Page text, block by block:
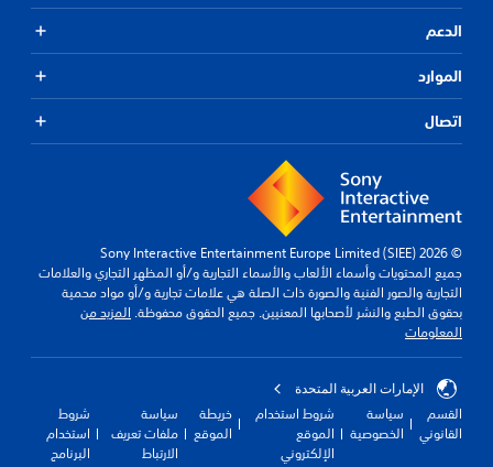
الدعم
الموارد
اتصال
© 2026 Sony Interactive Entertainment Europe Limited (SIEE)
جميع المحتويات وأسماء الألعاب والأسماء التجارية و/أو المظهر التجاري والعلامات
التجارية والصور الفنية والصورة ذات الصلة هي علامات تجارية و/أو مواد محمية
بحقوق الطبع والنشر لأصحابها المعنيين. جميع الحقوق محفوظة. المزيد من
المعلومات
الإمارات العربية المتحدة
القسم
القانوني
سياسة
الخصوصية
شروط استخدام
الموقع
الإلكتروني
خريطة
الموقع
سياسة
ملفات تعريف
الارتباط
شروط
استخدام
البرنامج